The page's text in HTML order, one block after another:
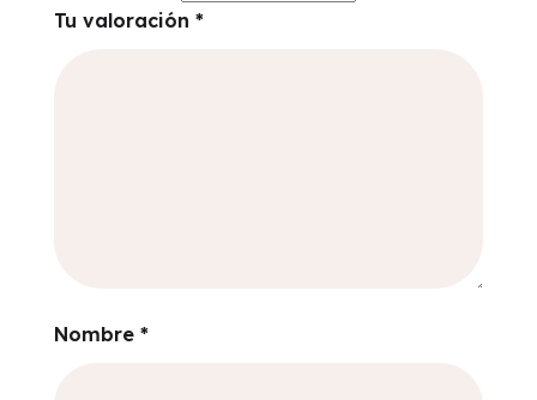
Tu valoración *
Nombre *